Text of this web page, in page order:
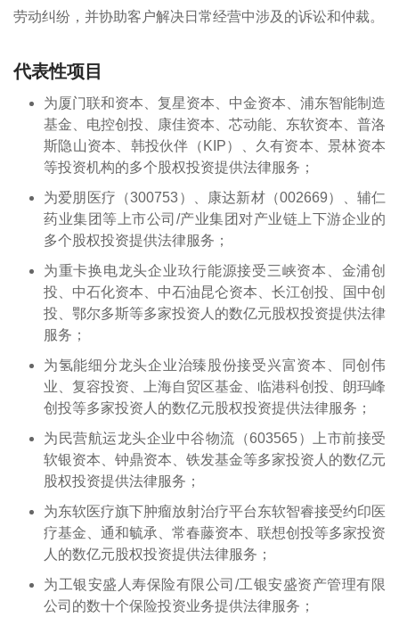
劳动纠纷，并协助客户解决日常经营中涉及的诉讼和仲裁。
代表性项目
为厦门联和资本、复星资本、中金资本、浦东智能制造
基金、电控创投、康佳资本、芯动能、东软资本、普洛
斯隐山资本、韩投伙伴（KIP）、久有资本、景林资本
等投资机构的多个股权投资提供法律服务；
为爱朋医疗（300753）、康达新材（002669）、辅仁
药业集团等上市公司/产业集团对产业链上下游企业的
多个股权投资提供法律服务；
为重卡换电龙头企业玖行能源接受三峡资本、金浦创
投、中石化资本、中石油昆仑资本、长江创投、国中创
投、鄂尔多斯等多家投资人的数亿元股权投资提供法律
服务；
为氢能细分龙头企业治臻股份接受兴富资本、同创伟
业、复容投资、上海自贸区基金、临港科创投、朗玛峰
创投等多家投资人的数亿元股权投资提供法律服务；
为民营航运龙头企业中谷物流（603565）上市前接受
软银资本、钟鼎资本、铁发基金等多家投资人的数亿元
股权投资提供法律服务；
为东软医疗旗下肿瘤放射治疗平台东软智睿接受约印医
疗基金、通和毓承、常春藤资本、联想创投等多家投资
人的数亿元股权投资提供法律服务；
为工银安盛人寿保险有限公司/工银安盛资产管理有限
公司的数十个保险投资业务提供法律服务；